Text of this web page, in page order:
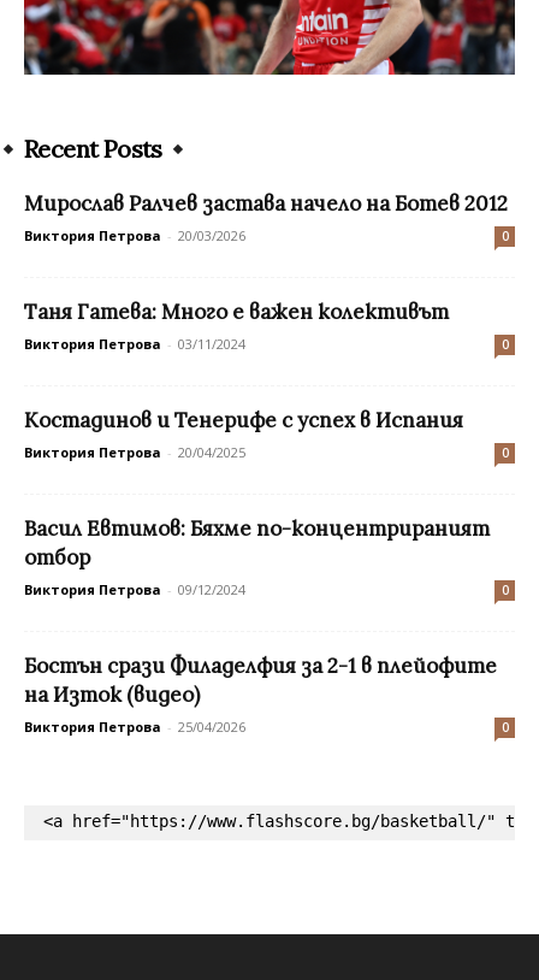
Recent Posts
Мирослав Ралчев застава начело на Ботев 2012
Виктория Петрова - 20/03/2026 0
Таня Гатева: Много е важен колективът
Виктория Петрова - 03/11/2024 0
Костадинов и Тенерифе с успех в Испания
Виктория Петрова - 20/04/2025 0
Васил Евтимов: Бяхме по-концентрираният
отбор
Виктория Петрова - 09/12/2024 0
Бостън срази Филаделфия за 2-1 в плейофите
на Изток (видео)
Виктория Петрова - 25/04/2026 0
<a href="https://www.flashscore.bg/basketball/"